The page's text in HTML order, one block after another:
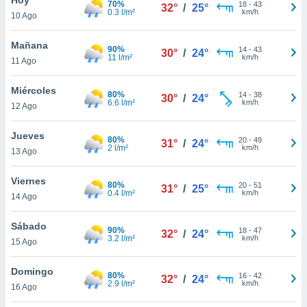
en
más
nuestra
de
cookies
aceptar
10 Ago
70%
0.3 l/m²
32° / 25° 18- 43
km/h
Mañana
11 Ago
90%
11 l/m²
30° / 24° 14- 43
km/h
Miércoles
12 Ago
80%
6.6 l/m²
30° / 24° 14- 38
km/h
Jueves
13 Ago
80%
2 l/m²
31° / 24° 20- 49
km/h
Viernes
14 Ago
80%
0.4 l/m²
31° / 25° 20- 51
km/h
Sábado
15 Ago
90%
3.2 l/m²
32° / 24° 18- 47
km/h
Domingo
16 Ago
80%
2.9 l/m²
32° / 24° 16- 42
km/h